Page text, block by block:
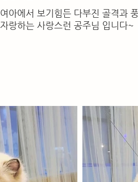
여아에서 보기힘든 다부진 골격과
자랑하는 사랑스런 공주님 입니다~